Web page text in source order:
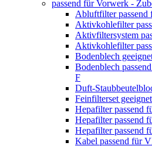
passend für Vorwerk -
Abluftfilter passend
Aktivkohlefilter
Aktivfiltersystem
Aktivkohlefilter
Bodenblech
Bodenblech
F
Duft-
Feinfilterset
Hepafilter passend
Hepafilter passend
Hepafilter passend
Kabel passend für